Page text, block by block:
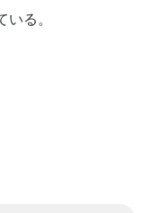
る。